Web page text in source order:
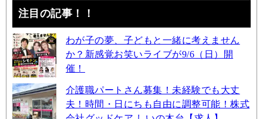
注目の記事！！
わが子の夢、子どもと一緒に考えません
か？新感覚お笑いライブが9/6（日）開
催！
介護職パートさん募集！未経験でも大丈
夫！時間・日にちも自由に調整可能！株式